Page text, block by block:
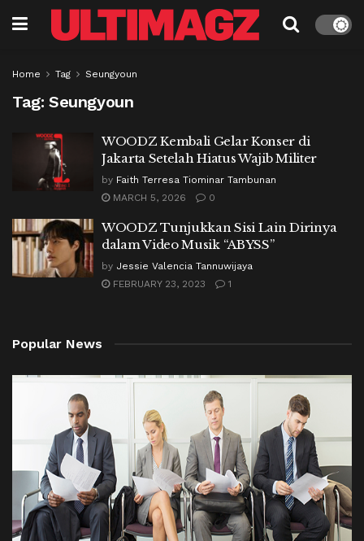
Home Tag Seungyoun
Tag: Seungyoun
WOODZ Kembali Gelar Konser di
Jakarta Setelah Hiatus Wajib Militer
by Faith Terresa Tiominar Tambunan
MARCH 5, 2026
0
WOODZ Tunjukkan Sisi Lain Dirinya
dalam Video Musik “ABYSS”
by Jessie Valencia Tannuwijaya
FEBRUARY 23, 2023
1
Popular News